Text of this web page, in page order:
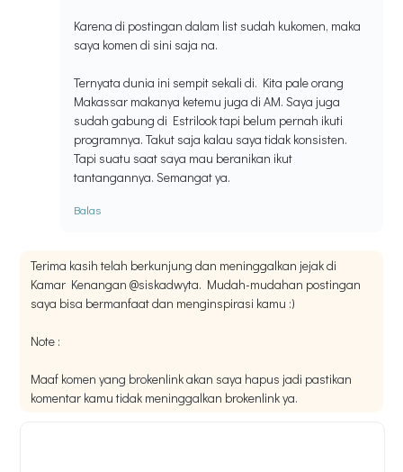
Karena di postingan dalam list sudah kukomen, maka
saya komen di sini saja na.
Ternyata dunia ini sempit sekali di. Kita pale orang
Makassar makanya ketemu juga di AM. Saya juga
sudah gabung di Estrilook tapi belum pernah ikuti
programnya. Takut saja kalau saya tidak konsisten.
Tapi suatu saat saya mau beranikan ikut
tantangannya. Semangat ya.
Balas
Terima kasih telah berkunjung dan meninggalkan jejak di
Kamar Kenangan @siskadwyta. Mudah-mudahan postingan
saya bisa bermanfaat dan menginspirasi kamu :)
Note :
Maaf komen yang brokenlink akan saya hapus jadi pastikan
komentar kamu tidak meninggalkan brokenlink ya.